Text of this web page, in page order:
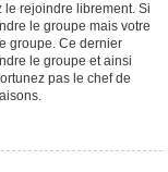
le rejoindre librement. Si
le groupe mais votre
groupe. Ce dernier
le groupe et ainsi
pas le chef de